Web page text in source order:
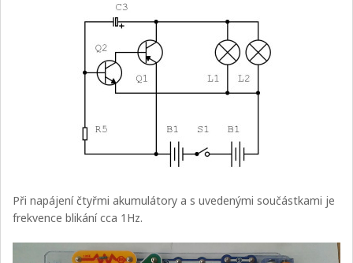
Při napájení čtyřmi akumulátory a s uvedenými součástkami je
frekvence blikání cca 1Hz.